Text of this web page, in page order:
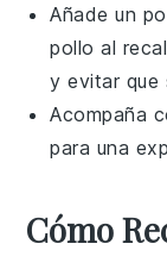
Añade un
pollo al
y evitar que
Acompaña
para una
Cómo